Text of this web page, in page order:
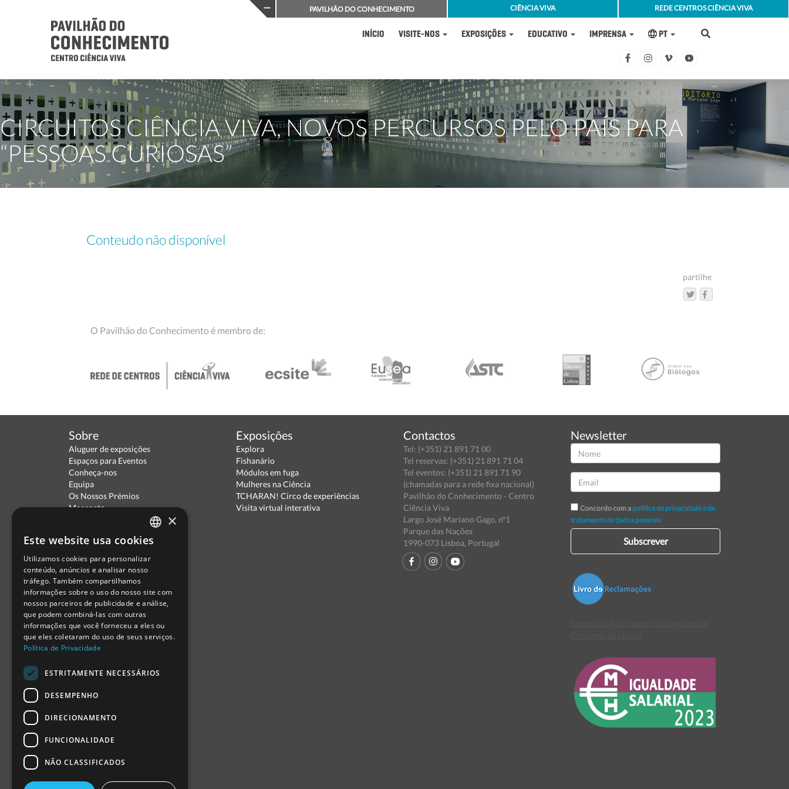
PAVILHÃO DO CONHECIMENTO CIÊNCIA VIVA REDE CENTROS CIÊNCIA VIVA
INÍCIO VISITE-NOS EXPOSIÇÕES EDUCATIVO IMPRENSA PT
CIRCUITOS CIÊNCIA VIVA, NOVOS PERCURSOS PELO PAÍS PARA
“PESSOAS CURIOSAS”
Conteudo não disponível
partilhe
O Pavilhão do Conhecimento é membro de:
Sobre
Aluguer de exposições
Espaços para Eventos
Conheça-nos
Equipa
Os Nossos Prémios
Mecenato
Termos de Utilização
Escola Ciência Viva
Contactar
Relatório Anual RCN 2024
Relatório Intercalar RCN 2025
Exposições
Explora
Fishanário
Módulos em fuga
Mulheres na Ciência
TCHARAN! Circo de experiências
Visita virtual interativa
Contactos
Tel: (+351) 21 891 71 00
Tel reservas: (+351) 21 891 71 04
Tel eventos: (+351) 21 891 71 90
(chamadas para a rede fixa nacional)
Pavilhão do Conhecimento - Centro
Ciência Viva
Largo José Mariano Gago, nº1
Parque das Nações
1990-073 Lisboa, Portugal
Newsletter
Concordo com a política de privacidade e de
tratamento de dados pessoais
Subscrever
PORTUGUESE
ENGLISH
SPANISH
×
Este website usa cookies
Utilizamos cookies para personalizar
conteúdo, anúncios e analisar nosso
tráfego. Também compartilhamos
informações sobre o uso do nosso site com
nossos parceiros de publicidade e análise,
que podem combiná-las com outras
informações que você forneceu a eles ou
que eles coletaram do uso de seus serviços.
Política de Privacidade
ESTRITAMENTE NECESSÁRIOS
DESEMPENHO
DIRECIONAMENTO
FUNCIONALIDADE
NÃO CLASSIFICADOS